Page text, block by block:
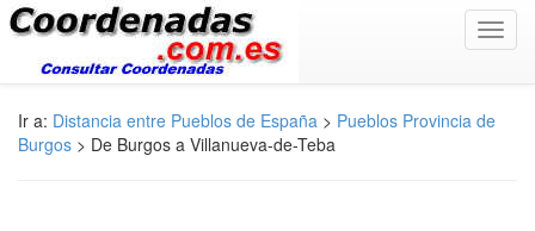
Ir a: Distancia entre Pueblos de España > Pueblos Provincia de
Burgos > De Burgos a Villanueva-de-Teba